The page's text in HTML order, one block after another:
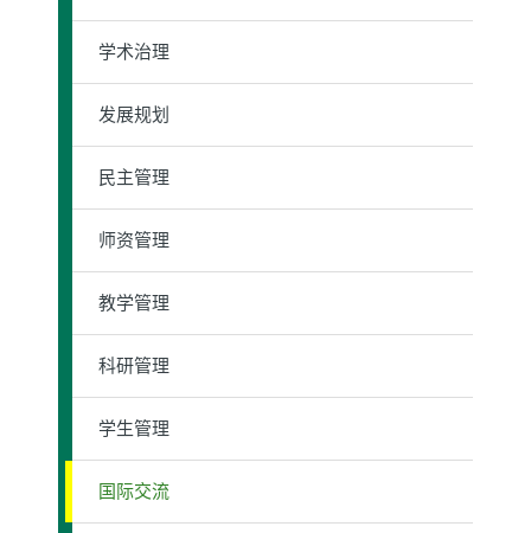
学术治理
发展规划
民主管理
师资管理
教学管理
科研管理
学生管理
国际交流